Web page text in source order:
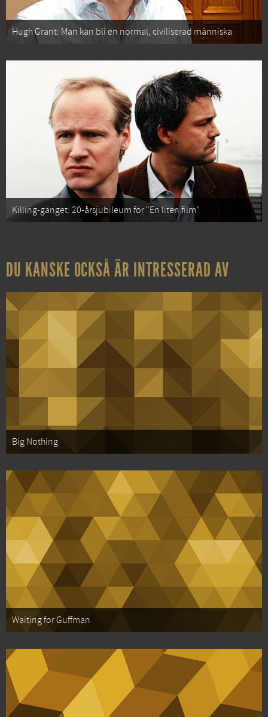
Hugh Grant: Man kan bli en normal, civiliserad människa
Killing-gänget: 20-årsjubileum för “En liten film”
DU KANSKE OCKSÅ ÄR INTRESSERAD AV
Big Nothing
Waiting for Guffman